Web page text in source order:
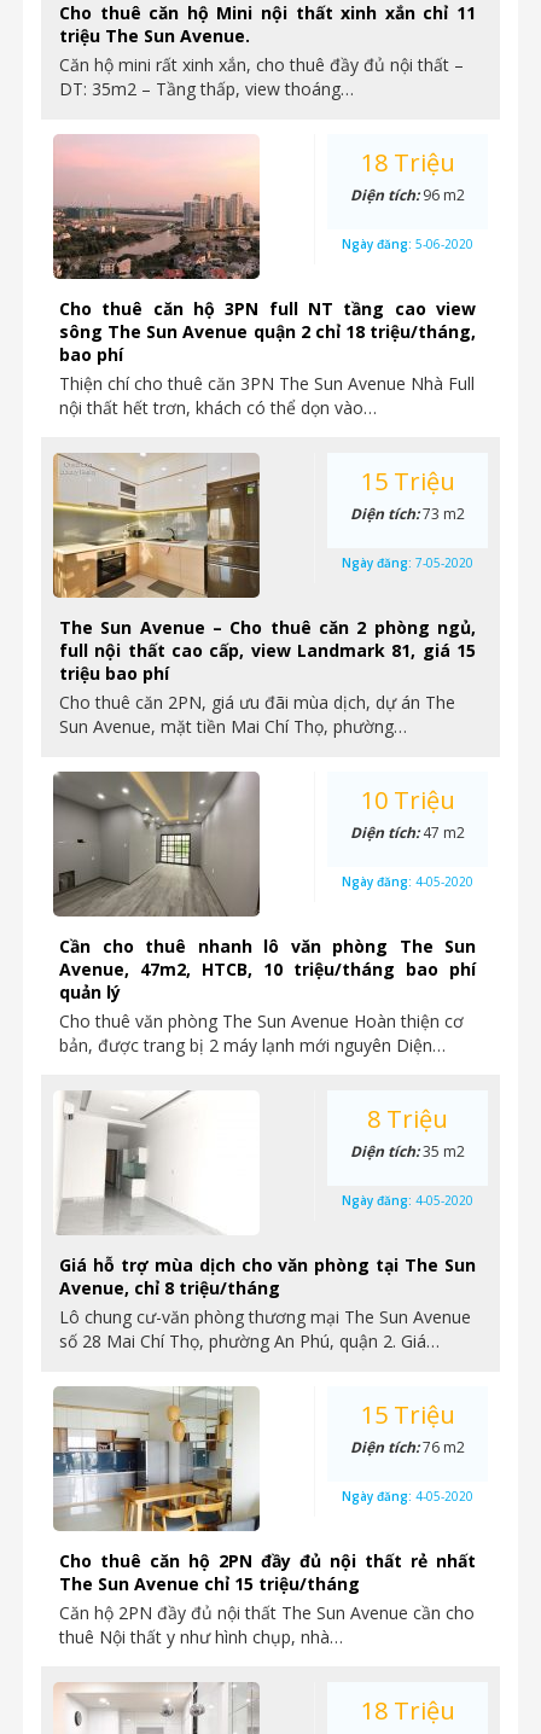
Cho thuê căn hộ Mini nội thất xinh xắn chỉ 11
triệu The Sun Avenue.
Căn hộ mini rất xinh xắn, cho thuê đầy đủ nội thất –
DT: 35m2 – Tầng thấp, view thoáng…
Cho thuê căn hộ 3PN full NT tầng cao view
sông The Sun Avenue quận 2 chỉ 18 triệu/tháng,
bao phí
Thiện chí cho thuê căn 3PN The Sun Avenue Nhà Full
nội thất hết trơn, khách có thể dọn vào…
18 Triệu
Diện tích:96 m2
Ngày đăng: 5-06-2020
The Sun Avenue – Cho thuê căn 2 phòng ngủ,
full nội thất cao cấp, view Landmark 81, giá 15
triệu bao phí
Cho thuê căn 2PN, giá ưu đãi mùa dịch, dự án The
Sun Avenue, mặt tiền Mai Chí Thọ, phường…
15 Triệu
Diện tích:73 m2
Ngày đăng: 7-05-2020
Cần cho thuê nhanh lô văn phòng The Sun
Avenue, 47m2, HTCB, 10 triệu/tháng bao phí
quản lý
Cho thuê văn phòng The Sun Avenue Hoàn thiện cơ
bản, được trang bị 2 máy lạnh mới nguyên Diện…
10 Triệu
Diện tích:47 m2
Ngày đăng: 4-05-2020
Giá hỗ trợ mùa dịch cho văn phòng tại The Sun
Avenue, chỉ 8 triệu/tháng
Lô chung cư-văn phòng thương mại The Sun Avenue
số 28 Mai Chí Thọ, phường An Phú, quận 2. Giá…
8 Triệu
Diện tích:35 m2
Ngày đăng: 4-05-2020
Cho thuê căn hộ 2PN đầy đủ nội thất rẻ nhất
The Sun Avenue chỉ 15 triệu/tháng
Căn hộ 2PN đầy đủ nội thất The Sun Avenue cần cho
thuê Nội thất y như hình chụp, nhà…
15 Triệu
Diện tích:76 m2
Ngày đăng: 4-05-2020
18 Triệu